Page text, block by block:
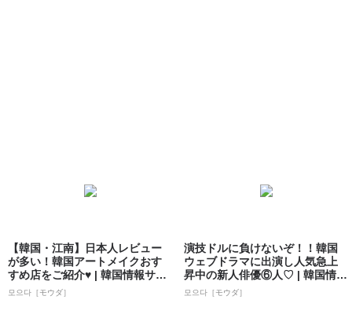
【韓国・江南】日本人レビュー
が多い！韓国アートメイクおす
すめ店をご紹介♥ | 韓国情報サイ
ト 모으...
모으다［モウダ］
演技ドルに負けないぞ！！韓国
ウェブドラマに出演し人気急上
昇中の新人俳優⑥人♡ | 韓国情報
サイト ...
모으다［モウダ］